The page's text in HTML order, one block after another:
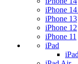
iPhone
iPhone 13
iPhone 12
iPhone 11
iPad